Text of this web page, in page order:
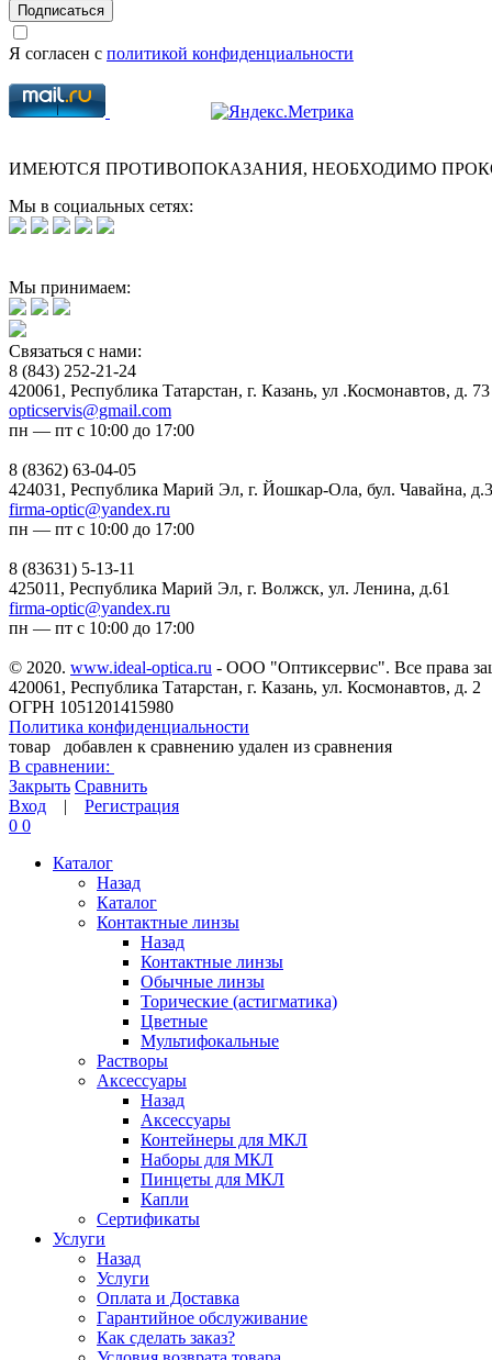
Подписаться
Я согласен с политикой конфиденциальности
ИМЕЮТСЯ ПРОТИВОПОКАЗАНИЯ, НЕОБХОДИМО
Мы в социальных сетях:
Мы принимаем:
Связаться с нами:
8 (843) 252-21-24
420061, Республика Татарстан, г. Казань, ул .Космонавтов, д. 73
opticservis@gmail.com
пн — пт с 10:00 до 17:00
8 (8362) 63-04-05
424031, Республика Марий Эл, г. Йошкар-Ола, бул. Чавайна,
firma-optic@yandex.ru
пн — пт с 10:00 до 17:00
8 (83631) 5-13-11
425011, Республика Марий Эл, г. Волжск, ул. Ленина, д.61
firma-optic@yandex.ru
пн — пт с 10:00 до 17:00
© 2020. www.ideal-optica.ru - ООО "Оптиксервис". Все права
420061, Республика Татарстан, г. Казань, ул. Космонавтов, д. 2
ОГРН 1051201415980
Политика конфиденциальности
товар
добавлен к сравнению удален из сравнения
В сравнении:
Закрыть Сравнить
Вход | Регистрация
0 0
Каталог
Назад
Каталог
Контактные линзы
Назад
Контактные линзы
Обычные линзы
Торические (астигматика)
Цветные
Мультифокальные
Растворы
Аксессуары
Назад
Аксессуары
Контейнеры для МКЛ
Наборы для МКЛ
Пинцеты для МКЛ
Капли
Сертификаты
Услуги
Назад
Услуги
Оплата и Доставка
Гарантийное обслуживание
Как сделать заказ?